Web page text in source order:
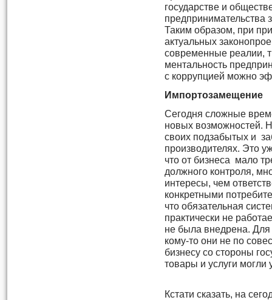
государстве и
предпринимательства
Таким образом, при
актуальных
современные реалии,
ментальность
с коррупцией можно
Импортозамещение
Сегодня сложные
новых возможностей.
своих подзабытых и
производителях. Это
что от бизнеса мало
должного контроля,
интересы, чем
конкретными
что обязательная
практически не
не была внедрена. Для
кому-то они не по
бизнесу со стороны
товары и услуги могли
Кстати сказать, на